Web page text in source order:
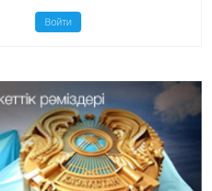
Войти